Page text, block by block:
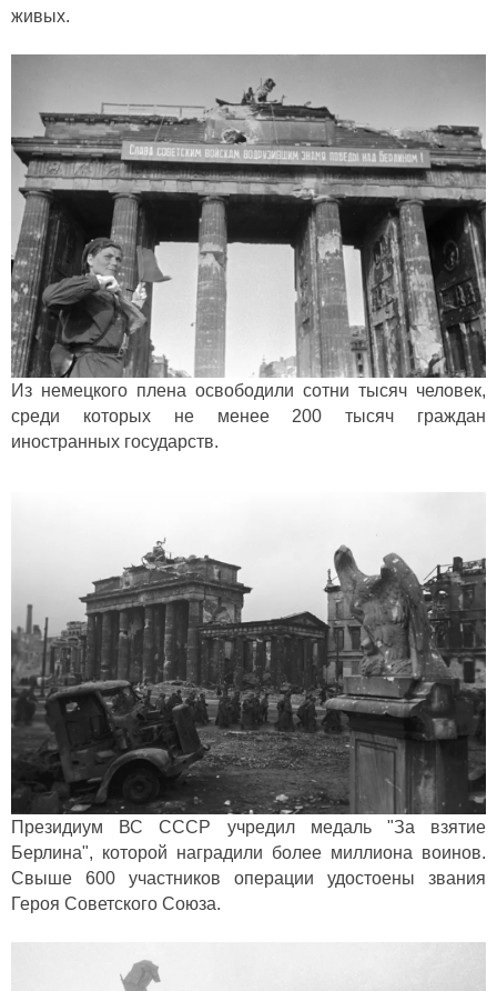
живых.
Из немецкого плена освободили сотни тысяч человек,
среди которых не менее 200 тысяч граждан
иностранных государств.
Президиум ВС СССР учредил медаль "За взятие
Берлина", которой наградили более миллиона воинов.
Свыше 600 участников операции удостоены звания
Героя Советского Союза.